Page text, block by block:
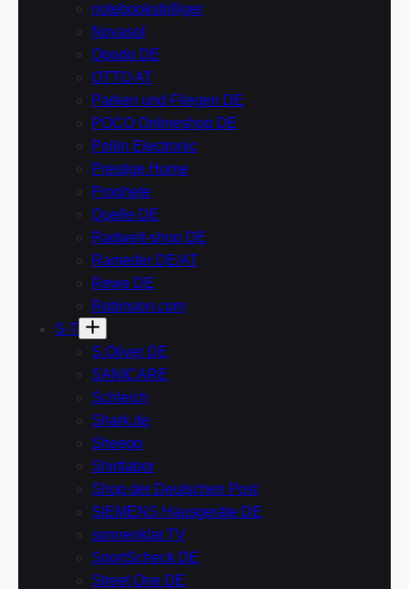
notebooksbilliger
Novasol
Opodo DE
OTTO AT
Parken und Fliegen DE
POCO Onlineshop DE
Pollin Electronic
Prestige Home
Prophete
Quelle DE
Radwelt-shop DE
Rameder DE/AT
Rewe DE
Robinson.com
S-T
S.Oliver DE
SANICARE
Schleich
Shark.de
Sheego
Shirtlabor
Shop der Deutschen Post
SIEMENS Hausgeräte DE
sonnenklar.TV
SportScheck DE
Street One DE